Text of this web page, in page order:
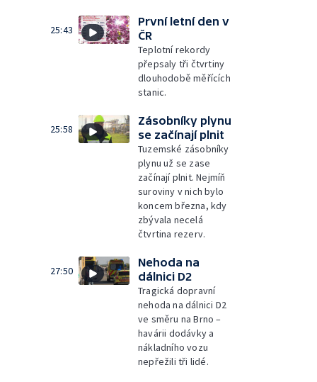
25:43
První letní den v
ČR
Teplotní rekordy
přepsaly tři čtvrtiny
dlouhodobě měřících
stanic.
25:58
Zásobníky plynu
se začínají plnit
Tuzemské zásobníky
plynu už se zase
začínají plnit. Nejmíň
suroviny v nich bylo
koncem března, kdy
zbývala necelá
čtvrtina rezerv.
27:50
Nehoda na
dálnici D2
Tragická dopravní
nehoda na dálnici D2
ve směru na Brno –
havárii dodávky a
nákladního vozu
nepřežili tři lidé.